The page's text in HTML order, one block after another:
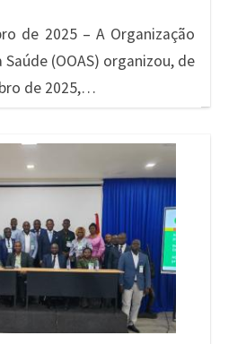
de 2025 – A Organização
(OOAS) organizou, de
de 2025,…